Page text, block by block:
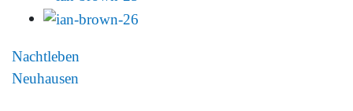
Nachtleben
Neuhausen